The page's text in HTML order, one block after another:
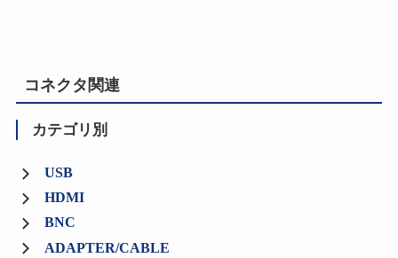
コネクタ関連
カテゴリ別
USB
HDMI
BNC
ADAPTER/CABLE